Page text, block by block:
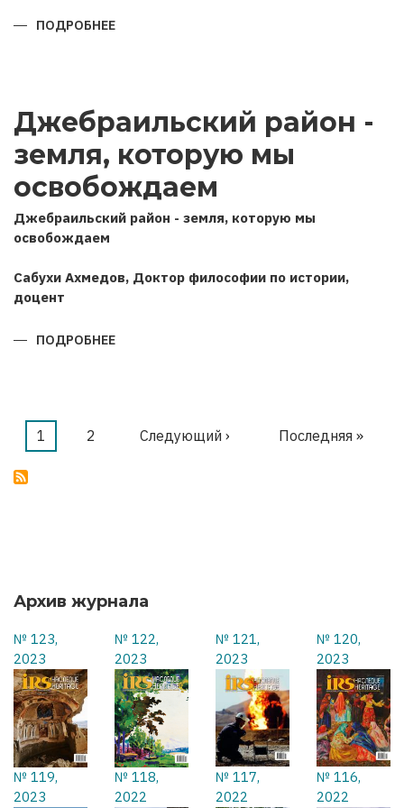
ПОДРОБНЕЕ
ГОДА
(НА
ИНТЕРВЬЮ
ГЛАВЫ
РОССИЙСКИМ
ИНФОРМАЦИОННЫМ
АГЕНТСТВАМ
ТАСС
Джебраильский район -
земля, которую мы
освобождаем
Джебраильский район - земля, которую мы
освобождаем
Сабухи Ахмедов, Доктор философии по истории,
доцент
ПОДРОБНЕЕ
ОСВОБОЖДАЕМ
Нумерация
страниц
Текущая
1 Страница
2
Следующая
Следующий ›
Последняя
Последняя »
Архив журнала
№ 123,
2023
№ 122,
2023
№ 121,
2023
№ 120,
2023
№ 119,
2023
№ 118,
2022
№ 117,
2022
№ 116,
2022